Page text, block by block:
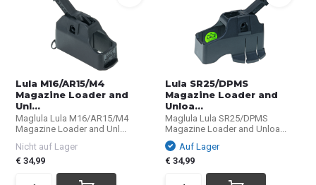
Lula M16/AR15/M4
Magazine Loader and
Unl...
Maglula Lula M16/AR15/M4
Magazine Loader and Unl...
Nicht auf Lager
€ 34,99
Lula SR25/DPMS
Magazine Loader and
Unloa...
Maglula Lula SR25/DPMS
Magazine Loader and Unloa...
Auf Lager
€ 34,99